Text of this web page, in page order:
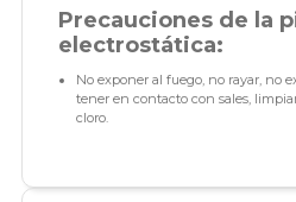
Precauciones de la
electrostática:
No exponer al fuego, no rayar, no
tener en contacto con sales,
cloro.